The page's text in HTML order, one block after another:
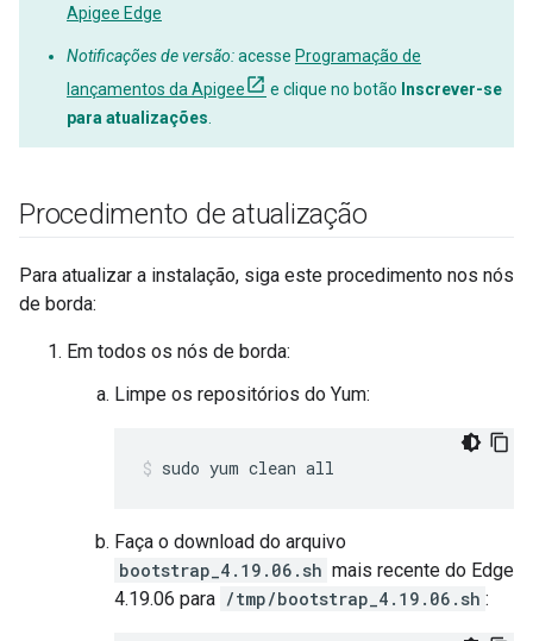
Apigee Edge
Notificações de versão:acesse Programação de
lançamentos da Apigee
e clique no botão Inscrever-se
para atualizações
Procedimento de atualização
Para atualizar a instalação, siga este procedimento nos nós
de borda:
Em todos os nós de borda:
Limpe os repositórios do Yum:
sudo yum clean all
Faça o download do arquivo
bootstrap_4.19.06.sh mais recente do Edge
4.19.06 para /tmp/bootstrap_4.19.06.sh :